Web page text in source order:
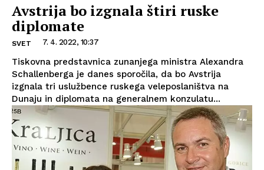
Avstrija bo izgnala štiri ruske
diplomate
SVET 7. 4. 2022, 10:37
Tiskovna predstavnica zunanjega ministra Alexandra
Schallenberga je danes sporočila, da bo Avstrija
izgnala tri uslužbence ruskega veleposlaništva na
Dunaju in diplomata na generalnem konzulatu...